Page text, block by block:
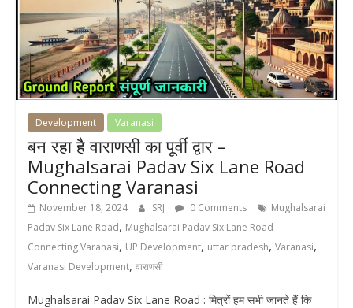
Development Varanasi
बन रहा है वाराणसी का पूर्वी द्वार –
Mughalsarai Padav Six Lane Road
Connecting Varanasi
November 18, 2024 SRJ 0 Comments
Mughalsarai
Padav Six Lane Road, Mughalsarai Padav Six Lane Road
Connecting Varanasi, UP Development, uttar pradesh, Varanasi,
Varanasi Development, वाराणसी
Mughalsarai Padav Six Lane Road : मित्रों हम सभी जानते हैं कि